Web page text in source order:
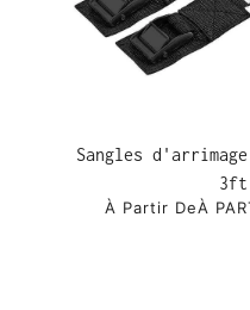
Sangles
3ft
À Partir DeÀ